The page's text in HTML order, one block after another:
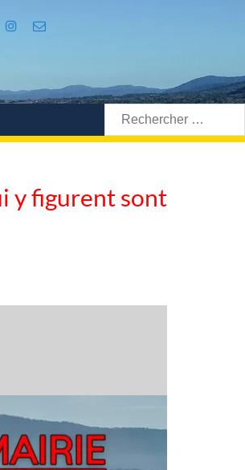
Rechercher:
y figurent sont